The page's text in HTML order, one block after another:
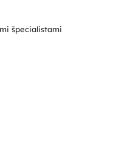
špecialistami